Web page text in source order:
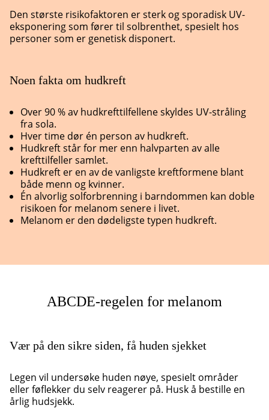
Den største risikofaktoren er sterk og sporadisk UV-
eksponering som fører til solbrenthet, spesielt hos
personer som er genetisk disponert.
Noen fakta om hudkreft
Over 90 % av hudkrefttilfellene skyldes UV-stråling
fra sola.
Hver time dør én person av hudkreft.
Hudkreft står for mer enn halvparten av alle
krefttilfeller samlet.
Hudkreft er en av de vanligste kreftformene blant
både menn og kvinner.
Én alvorlig solforbrenning i barndommen kan doble
risikoen for melanom senere i livet.
Melanom er den dødeligste typen hudkreft.
ABCDE-regelen for melanom
Vær på den sikre siden, få huden sjekket
Legen vil undersøke huden nøye, spesielt områder
eller føflekker du selv reagerer på. Husk å bestille en
årlig hudsjekk.